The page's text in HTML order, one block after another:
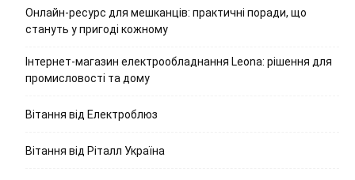
Онлайн-ресурс для мешканців: практичні поради, що
стануть у пригоді кожному
Інтернет-магазин електрообладнання Leona: рішення для
промисловості та дому
Вітання від Електроблюз
Вітання від Ріталл Україна